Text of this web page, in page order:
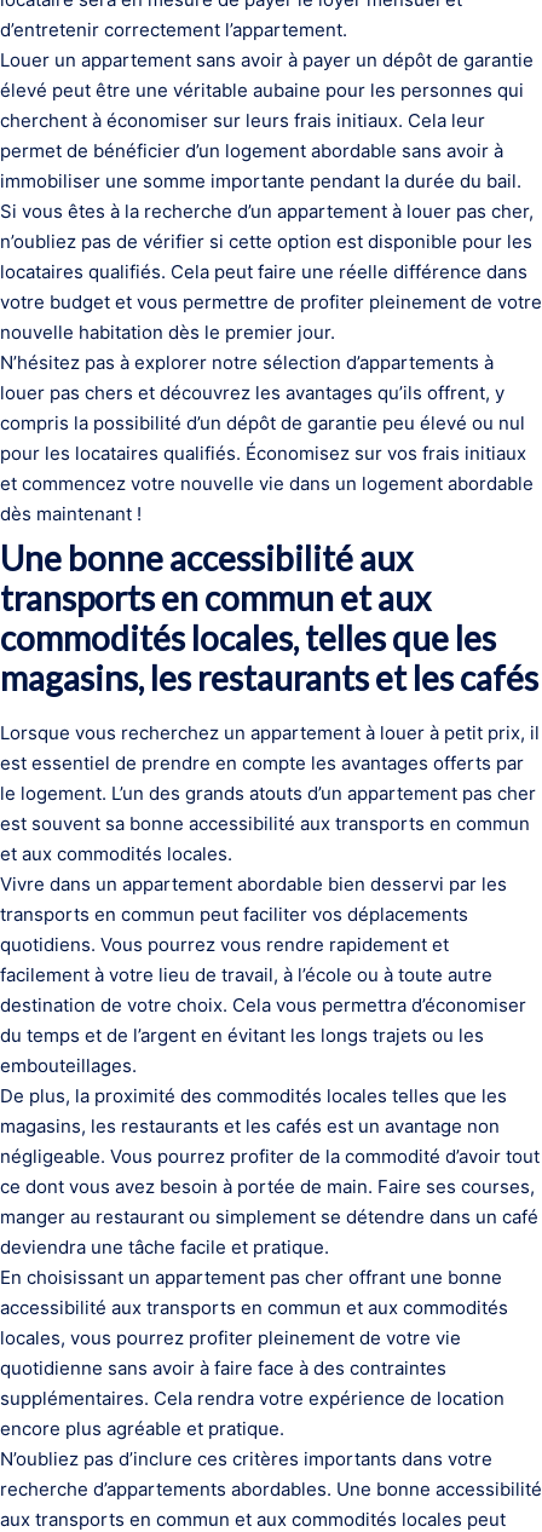
d’entretenir correctement l’appartement.
Louer un appartement sans avoir à payer un dépôt de garantie
élevé peut être une véritable aubaine pour les personnes qui
cherchent à économiser sur leurs frais initiaux. Cela leur
permet de bénéficier d’un logement abordable sans avoir à
immobiliser une somme importante pendant la durée du bail.
Si vous êtes à la recherche d’un appartement à louer pas cher,
n’oubliez pas de vérifier si cette option est disponible pour les
locataires qualifiés. Cela peut faire une réelle différence dans
votre budget et vous permettre de profiter pleinement de votre
nouvelle habitation dès le premier jour.
N’hésitez pas à explorer notre sélection d’appartements à
louer pas chers et découvrez les avantages qu’ils offrent, y
compris la possibilité d’un dépôt de garantie peu élevé ou nul
pour les locataires qualifiés. Économisez sur vos frais initiaux
et commencez votre nouvelle vie dans un logement abordable
dès maintenant !
Une bonne accessibilité aux
transports en commun et aux
commodités locales, telles que les
magasins, les restaurants et les cafés
Lorsque vous recherchez un appartement à louer à petit prix, il
est essentiel de prendre en compte les avantages offerts par
le logement. L’un des grands atouts d’un appartement pas cher
est souvent sa bonne accessibilité aux transports en commun
et aux commodités locales.
Vivre dans un appartement abordable bien desservi par les
transports en commun peut faciliter vos déplacements
quotidiens. Vous pourrez vous rendre rapidement et
facilement à votre lieu de travail, à l’école ou à toute autre
destination de votre choix. Cela vous permettra d’économiser
du temps et de l’argent en évitant les longs trajets ou les
embouteillages.
De plus, la proximité des commodités locales telles que les
magasins, les restaurants et les cafés est un avantage non
négligeable. Vous pourrez profiter de la commodité d’avoir tout
ce dont vous avez besoin à portée de main. Faire ses courses,
manger au restaurant ou simplement se détendre dans un café
deviendra une tâche facile et pratique.
En choisissant un appartement pas cher offrant une bonne
accessibilité aux transports en commun et aux commodités
locales, vous pourrez profiter pleinement de votre vie
quotidienne sans avoir à faire face à des contraintes
supplémentaires. Cela rendra votre expérience de location
encore plus agréable et pratique.
N’oubliez pas d’inclure ces critères importants dans votre
recherche d’appartements abordables. Une bonne accessibilité
aux transports en commun et aux commodités locales peut